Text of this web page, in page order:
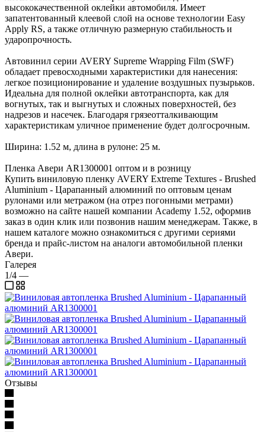
высококачественной оклейки автомобиля. Имеет
запатентованный клеевой слой на основе технологии Easy
Apply RS, а также отличную размерную стабильность и
ударопрочность.
Автовинил серии AVERY Supreme Wrapping Film (SWF)
обладает превосходными характеристики для нанесения:
легкое позиционирование и удаление воздушных пузырьков.
Идеальна для полной оклейки автотранспорта, как для
вогнутых, так и выгнутых и сложных поверхностей, без
надрезов и насечек. Благодаря грязеотталкивающим
характеристикам уличное применение будет долгосрочным.
Ширина: 1.52 м, длина в рулоне: 25 м.
Пленка Авери AR1300001 оптом и в розницу
Купить виниловую пленку AVERY Extreme Textures - Brushed
Aluminium - Царапанный алюминий по оптовым ценам
рулонами или метражом (на отрез погонными метрами)
возможно на сайте нашей компании Academy 1.52, оформив
заказ в один клик или позвонив нашим менеджерам. Также, в
нашем каталоге можно ознакомиться с другими сериями
бренда и прайс-листом на аналоги автомобильной пленки
Авери.
Галерея
1/4 —
Отзывы